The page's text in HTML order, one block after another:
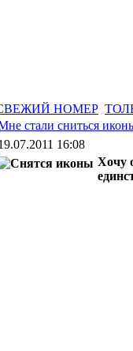
НОМЕР
стали сниться
16:08
Хочу